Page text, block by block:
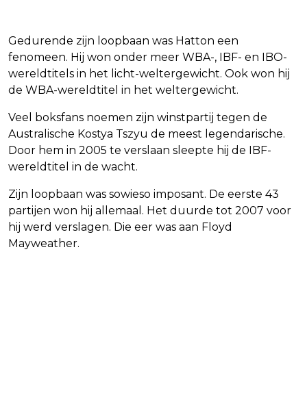
Gedurende zijn loopbaan was Hatton een
fenomeen. Hij won onder meer WBA-, IBF- en IBO-
wereldtitels in het licht-weltergewicht. Ook won hij
de WBA-wereldtitel in het weltergewicht.
Veel boksfans noemen zijn winstpartij tegen de
Australische Kostya Tszyu de meest legendarische.
Door hem in 2005 te verslaan sleepte hij de IBF-
wereldtitel in de wacht.
Zijn loopbaan was sowieso imposant. De eerste 43
partijen won hij allemaal. Het duurde tot 2007 voor
hij werd verslagen. Die eer was aan Floyd
Mayweather.